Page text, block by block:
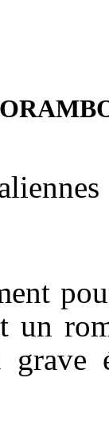
un